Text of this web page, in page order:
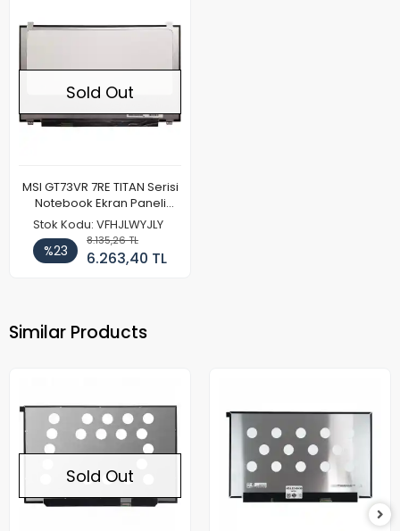
Sold Out
MSI GT73VR 7RE TITAN Serisi
Notebook Ekran Paneli
(120hz Full HD)
Stok Kodu: VFHJLWYJLY
%23
8.135,26 TL
6.263,40 TL
Similar Products
Sold Out